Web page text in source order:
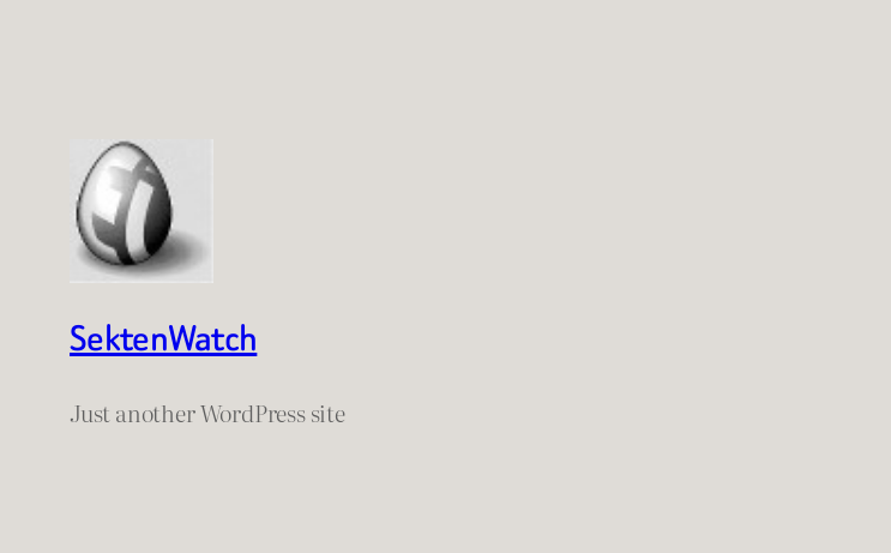
SektenWatch
Just another WordPress site